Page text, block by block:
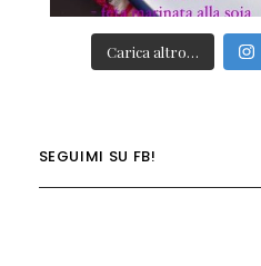
Carica altro…
SEGUIMI SU FB!